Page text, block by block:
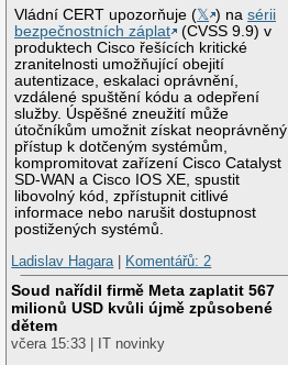
Vládní CERT upozorňuje (𝕏 ) nasérii
bezpečnostních záplat
(CVSS 9.9) v
produktech Cisco řešících kritické
zranitelnosti umožňující obejití
autentizace, eskalaci oprávnění,
vzdálené spuštění kódu a odepření
služby. Úspěšné zneužití může
útočníkům umožnit získat neoprávněný
přístup k dotčeným systémům,
kompromitovat zařízení Cisco Catalyst
SD-WAN a Cisco IOS XE, spustit
libovolný kód, zpřístupnit citlivé
informace nebo narušit dostupnost
postižených systémů.
Ladislav Hagara| Komentářů: 2
Soud nařídil firmě Meta zaplatit 567
milionů USD kvůli újmě způsobené
dětem
včera 15:33 | IT novinky